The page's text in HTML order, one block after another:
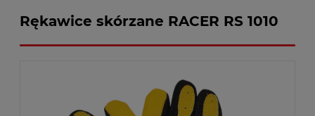
Rękawice skórzane RACER RS 1010